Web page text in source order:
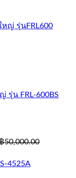
รุ่น FRL-600BS
50,000.00
4525A